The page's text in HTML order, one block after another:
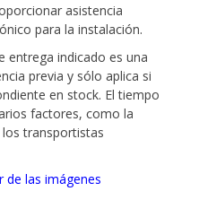
asistencia
para la instalación.
entrega indicado es una
previa y sólo aplica si
en stock. El tiempo
factores, como la
transportistas
de las imágenes